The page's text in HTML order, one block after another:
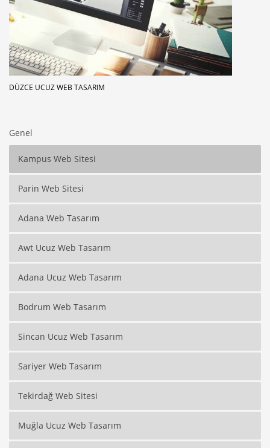
DÜZCE UCUZ WEB TASARIM
Genel
Kampus Web Sitesi
Parin Web Sitesi
Adana Web Tasarım
Awt Ucuz Web Tasarım
Adana Ucuz Web Tasarım
Bodrum Web Tasarım
Sincan Ucuz Web Tasarım
Sariyer Web Tasarım
Tekirdağ Web Sitesi
Muğla Ucuz Web Tasarım